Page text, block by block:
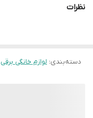
نظرات
دسته‌بندی: لوازم خانگی برقی